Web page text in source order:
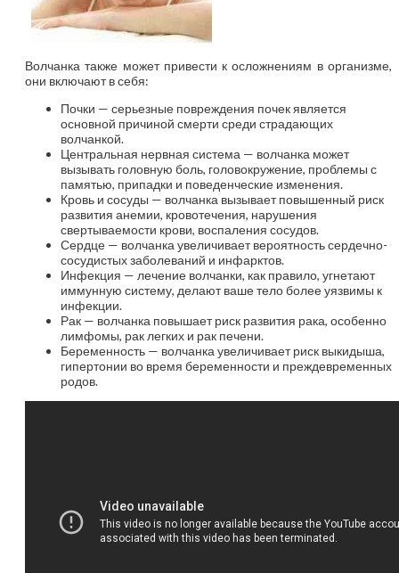
Волчанка также может привести к осложнениям в организме,
они включают в себя:
Почки — серьезные повреждения почек является
основной причиной смерти среди страдающих
волчанкой.
Центральная нервная система — волчанка может
вызывать головную боль, головокружение, проблемы с
памятью, припадки и поведенческие изменения.
Кровь и сосуды — волчанка вызывает повышенный риск
развития анемии, кровотечения, нарушения
свертываемости крови, воспаления сосудов.
Сердце — волчанка увеличивает вероятность сердечно-
сосудистых заболеваний и инфарктов.
Инфекция — лечение волчанки, как правило, угнетают
иммунную систему, делают ваше тело более уязвимы к
инфекции.
Рак — волчанка повышает риск развития рака, особенно
лимфомы, рак легких и рак печени.
Беременность — волчанка увеличивает риск выкидыша,
гипертонии во время беременности и преждевременных
родов.